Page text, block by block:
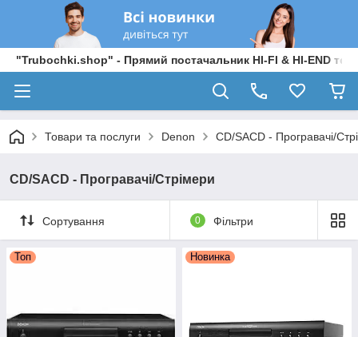
"Trubochki.shop" - Прямий постачальник HI-FI & HI-END
Товари та послуги Denon CD/SACD - Програвачі/
CD/SACD - Програвачі/Стрімери
Сортування 0 Фільтри
Топ Новинка